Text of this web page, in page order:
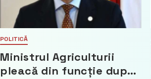
POLITICĂ
Ministrul Agriculturii
pleacă din funcție după